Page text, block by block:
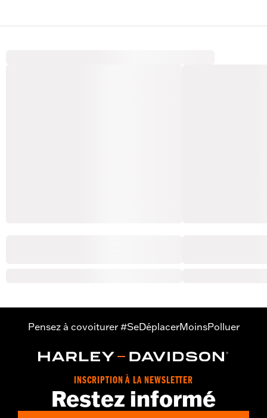
Pensez à covoiturer #SeDéplacerMoinsPolluer
INSCRIPTION À LA NEWSLETTER
Restez informé